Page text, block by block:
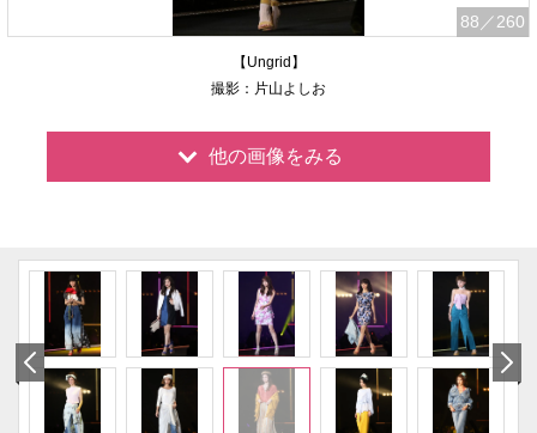
88 ／260
【Ungrid】
撮影：片山よしお
他の画像をみる